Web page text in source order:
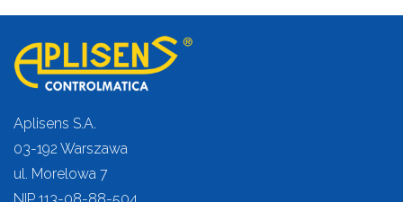
Aplisens S.A.
03-192 Warszawa
ul. Morelowa 7